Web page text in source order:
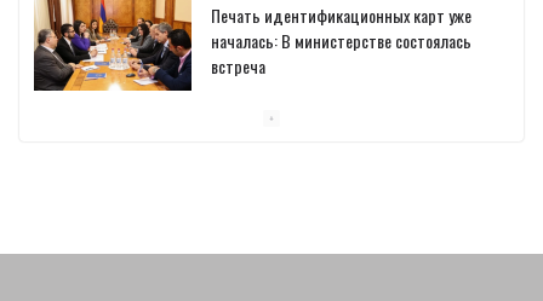
Печать идентификационных карт уже
началась: В министерстве состоялась
встреча